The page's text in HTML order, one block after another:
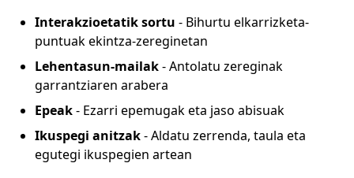
Interakzioetatik sortu - Bihurtu elkarrizketa-
puntuak ekintza-zereginetan
Lehentasun-mailak- Antolatu zereginak
garrantziaren arabera
Epeak- Ezarri epemugak eta jaso abisuak
Ikuspegi anitzak- Aldatu zerrenda, taula eta
egutegi ikuspegien artean